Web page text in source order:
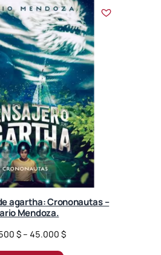
agartha: Crononautas –
Mendoza.
$– 45.000 $P